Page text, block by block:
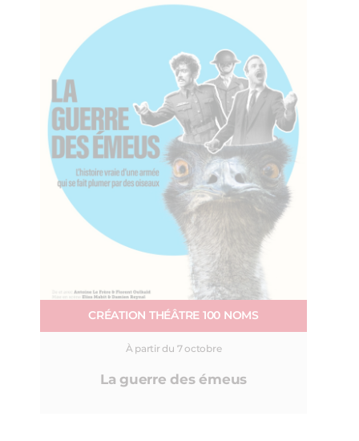
CRÉATION THÉÂTRE 100 NOMS
À partir du 7 octobre
La guerre des émeus